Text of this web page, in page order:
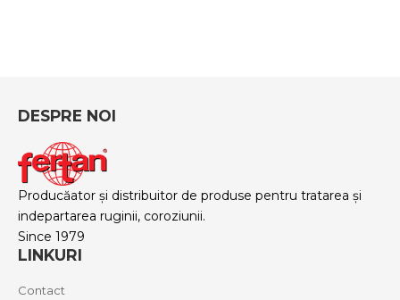
DESPRE NOI
Producăator și distribuitor de produse pentru tratarea și
indepartarea ruginii, coroziunii.
Since 1979
LINKURI
Contact